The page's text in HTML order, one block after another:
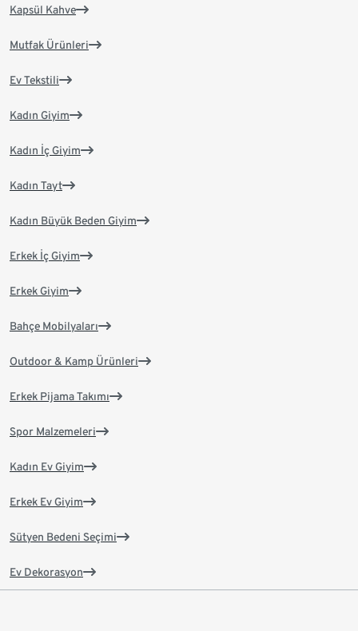
Kapsül Kahve
Mutfak Ürünleri
Ev Tekstili
Kadın Giyim
Kadın İç Giyim
Kadın Tayt
Kadın Büyük Beden Giyim
Erkek İç Giyim
Erkek Giyim
Bahçe Mobilyaları
Outdoor & Kamp Ürünleri
Erkek Pijama Takımı
Spor Malzemeleri
Kadın Ev Giyim
Erkek Ev Giyim
Sütyen Bedeni Seçimi
Ev Dekorasyon